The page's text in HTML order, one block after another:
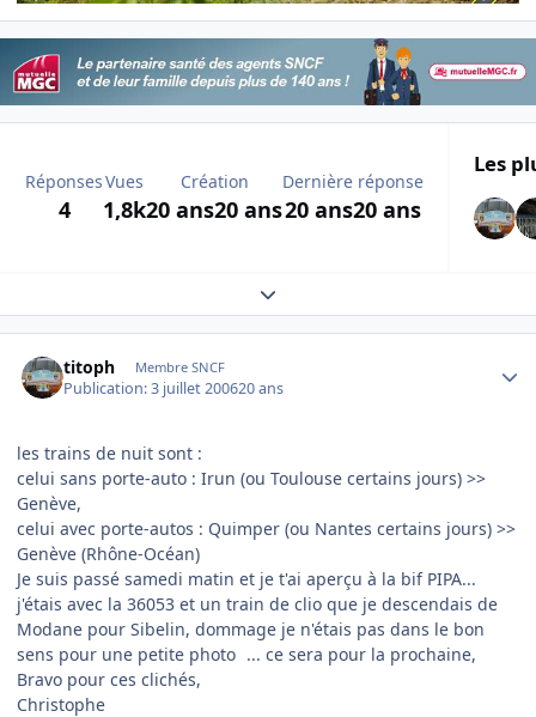
Réponses
4
Vues
1,8k
Création
20 ans20 ans
Dernière réponse
20 ans20 ans
Les
Expand topic overview
titoph Membre SNCF
Publication:3 juillet 200620 ans
les trains de nuit sont :
celui sans porte-auto : Irun (ou Toulouse certains jours) >>
Genève,
celui avec porte-autos : Quimper (ou Nantes certains jours) >>
Genève (Rhône-Océan)
Je suis passé samedi matin et je t'ai aperçu à la bif PIPA...
j'étais avec la 36053 et un train de clio que je descendais de
Modane pour Sibelin, dommage je n'étais pas dans le bon
sens pour une petite photo ... ce sera pour la prochaine,
Bravo pour ces clichés,
Christophe